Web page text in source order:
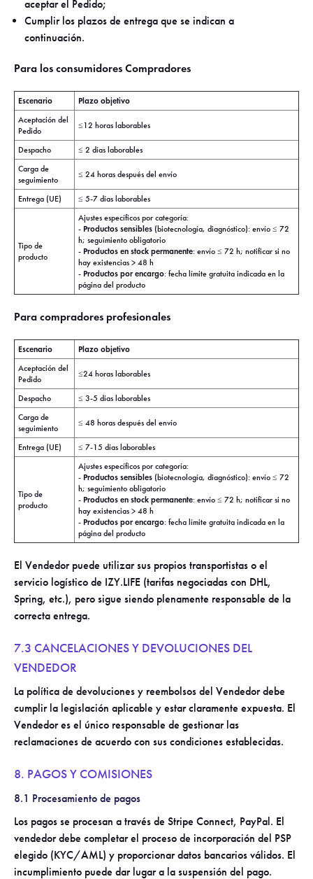
aceptar el Pedido;
Cumplir los plazos de entrega que se indican a
continuación.
Para los consumidores Compradores
Escenario Plazo objetivo
Aceptación del
Pedido
≤12 horas laborables
Despacho
≤ 2 días laborables
Carga de
seguimiento
≤ 24 horas después del envío
Entrega (UE) ≤ 5-7 días laborables
Tipo de
producto
Ajustes específicos por categoría:
- Productos sensibles (biotecnología, diagnóstico): envío ≤ 72
h; seguimiento obligatorio
- Productos en stock permanente: envío ≤ 72 h; notificar si no
hay existencias > 48 h
- Productos por encargo: fecha límite gratuita indicada en la
página del producto
Para compradores profesionales
Escenario Plazo objetivo
Aceptación del
Pedido
≤24 horas laborables
Despacho
≤ 3-5 días laborables
Carga de
seguimiento
≤ 48 horas después del envío
Entrega (UE) ≤ 7-15 días laborables
Tipo de
producto
Ajustes específicos por categoría:
- Productos sensibles (biotecnología, diagnóstico): envío ≤ 72
h; seguimiento obligatorio
- Productos en stock permanente: envío ≤ 72 h; notificar si no
hay existencias > 48 h
- Productos por encargo: fecha límite gratuita indicada en la
página del producto
El Vendedor puede utilizar sus propios transportistas o el
servicio logístico de IZY.LIFE (tarifas negociadas con DHL,
Spring, etc.), pero sigue siendo plenamente responsable de la
correcta entrega.
7.3 CANCELACIONES Y DEVOLUCIONES DEL
VENDEDOR
La política de devoluciones y reembolsos del Vendedor debe
cumplir la legislación aplicable y estar claramente expuesta. El
Vendedor es el único responsable de gestionar las
reclamaciones de acuerdo con sus condiciones establecidas.
8. PAGOS Y COMISIONES
8.1 Procesamiento de pagos
Los pagos se procesan a través de Stripe Connect, PayPal. El
vendedor debe completar el proceso de incorporación del PSP
elegido (KYC/AML) y proporcionar datos bancarios válidos. El
incumplimiento puede dar lugar a la suspensión del pago.